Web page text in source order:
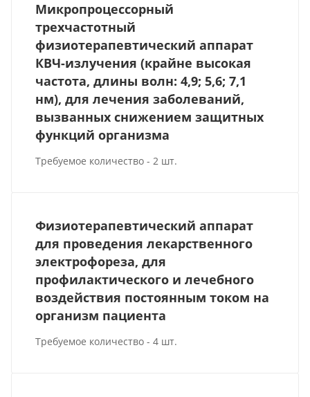
Микропроцессорный
трехчастотный
физиотерапевтический аппарат
КВЧ-излучения (крайне высокая
частота, длины волн: 4,9; 5,6; 7,1
нм), для лечения заболеваний,
вызванных снижением защитных
функций организма
Требуемое количество - 2 шт.
Физиотерапевтический аппарат
для проведения лекарственного
электрофореза, для
профилактического и лечебного
воздействия постоянным током на
организм пациента
Требуемое количество - 4 шт.